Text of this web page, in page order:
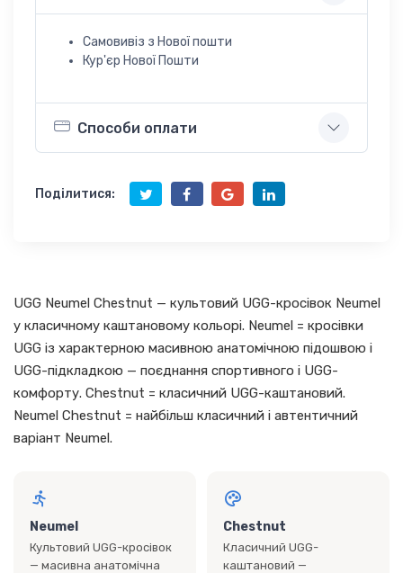
Самовивіз з Нової пошти
Кур'єр Нової Пошти
Способи оплати
Поділитися:
UGG Neumel Chestnut — культовий UGG-кросівок Neumel
у класичному каштановому кольорі. Neumel = кросівки
UGG із характерною масивною анатомічною підошвою і
UGG-підкладкою — поєднання спортивного і UGG-
комфорту. Chestnut = класичний UGG-каштановий.
Neumel Chestnut = найбільш класичний і автентичний
варіант Neumel.
Neumel
Культовий UGG-кросівок
— масивна анатомічна
Chestnut
Класичний UGG-
каштановий —